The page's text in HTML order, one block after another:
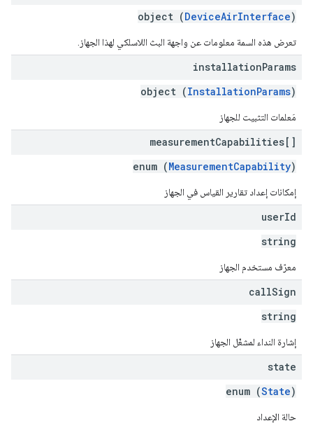
object (DeviceAirInterface)
تعرض هذه السمة معلومات عن واجهة البث اللاسلكي لهذا الجهاز.
installationParams
object (InstallationParams)
مَعلمات التثبيت للجهاز
measurementCapabilities[]
enum (MeasurementCapability)
إمكانات إعداد تقارير القياس في الجهاز
userId
string
معرّف مستخدم الجهاز
callSign
string
إشارة النداء لمشغّل الجهاز
state
enum (State)
حالة الإعداد